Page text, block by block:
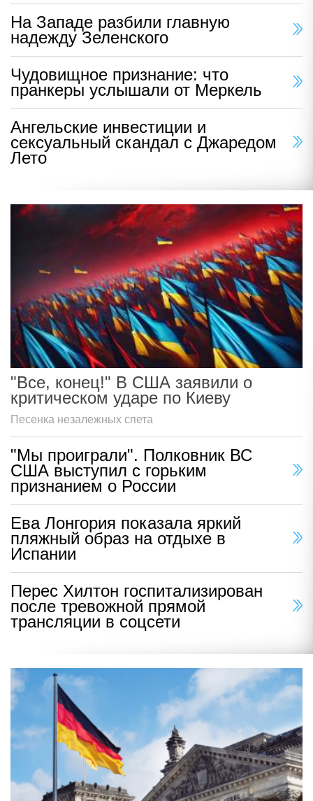
На Западе разбили главную
надежду Зеленского
Чудовищное признание: что
пранкеры услышали от Меркель
Ангельские инвестиции и
сексуальный скандал с Джаредом
Лето
"Все, конец!" В США заявили о
критическом ударе по Киеву
Песенка незалежных спета
"Мы проиграли". Полковник ВС
США выступил с горьким
признанием о России
Ева Лонгория показала яркий
пляжный образ на отдыхе в
Испании
Перес Хилтон госпитализирован
после тревожной прямой
трансляции в соцсети